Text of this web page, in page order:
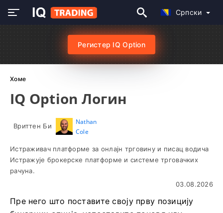
Српски
Регистер IQ Option
Хоме
IQ Option Логин
Вриттен Би
Nathan
Cole
Истраживач платформе за онлајн трговину и писац водича
Истражује брокерске платформе и системе трговачких
рачуна.
03.08.2026
Пре него што поставите своју прву позицију